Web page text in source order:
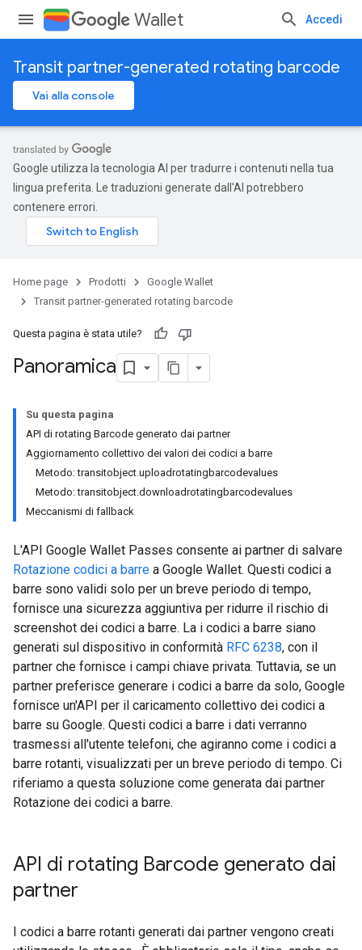
Wallet Accedi
Transit partner-generated rotating barcode
Vai alla console
Google utilizza la tecnologia AI per tradurre i contenuti nella tua
lingua preferita. Le traduzioni generate dall'AI potrebbero
contenere errori.
Home page Prodotti
Google Wallet
Transit partner-generated rotating barcode
Questa pagina è stata utile?
Panoramica
Su questa pagina
API di rotating Barcode generato dai partner
Aggiornamento collettivo dei valori dei codici a barre
Metodo: transitobject.uploadrotatingbarcodevalues
Metodo: transitobject.downloadrotatingbarcodevalues
Meccanismi di fallback
L'API Google Wallet Passes consente ai partner di salvare
Rotazione codici a barre a Google Wallet. Questi codici a
barre sono validi solo per un breve periodo di tempo,
fornisce una sicurezza aggiuntiva per ridurre il rischio di
screenshot dei codici a barre. La i codici a barre siano
generati sul dispositivo in conformità RFC 6238, con il
partner che fornisce i campi chiave privata. Tuttavia, se un
partner preferisce generare i codici a barre da solo, Google
fornisce un'API per il caricamento collettivo dei codici a
barre su Google. Questi codici a barre i dati verranno
trasmessi all'utente telefoni, che agiranno come i codici a
barre rotanti, visualizzati per un breve periodo di tempo. Ci
riferiamo a questa soluzione come generata dai partner
Rotazione dei codici a barre.
API di rotating Barcode generato dai
partner
I codici a barre rotanti generati dai partner vengono creati